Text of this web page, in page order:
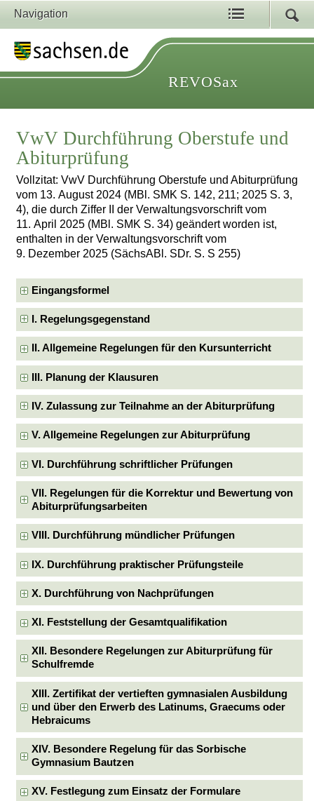
Navigation
REVOSax
VwV Durchführung Oberstufe und
Abiturprüfung
Vollzitat: VwV Durchführung Oberstufe und Abiturprüfung
vom 13. August 2024 (MBl. SMK S. 142, 211; 2025 S. 3,
4), die durch Ziffer II der Verwaltungsvorschrift vom
11. April 2025 (MBl. SMK S. 34) geändert worden ist,
enthalten in der Verwaltungsvorschrift vom
9. Dezember 2025 (SächsABl. SDr. S. S 255)
Eingangsformel
I. Regelungsgegenstand
II. Allgemeine Regelungen für den Kursunterricht
III. Planung der Klausuren
IV. Zulassung zur Teilnahme an der Abiturprüfung
V. Allgemeine Regelungen zur Abiturprüfung
VI. Durchführung schriftlicher Prüfungen
VII. Regelungen für die Korrektur und Bewertung von
Abiturprüfungsarbeiten
VIII. Durchführung mündlicher Prüfungen
IX. Durchführung praktischer Prüfungsteile
X. Durchführung von Nachprüfungen
XI. Feststellung der Gesamtqualifikation
XII. Besondere Regelungen zur Abiturprüfung für
Schulfremde
XIII. Zertifikat der vertieften gymnasialen Ausbildung
und über den Erwerb des Latinums, Graecums oder
Hebraicums
XIV. Besondere Regelung für das Sorbische
Gymnasium Bautzen
XV. Festlegung zum Einsatz der Formulare